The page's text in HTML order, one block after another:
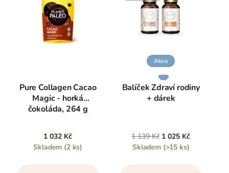
Pure Collagen Cacao
Magic - horká
čokoláda, 264 g
1 032 Kč
Skladem (2 ks)
Akce
Balíček Zdraví rodiny
+ dárek
1 139 Kč 1 025 Kč
Skladem (>15 ks)